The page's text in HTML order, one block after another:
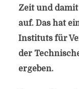
Zeit und
auf. Das hat
Instituts für
der
ergeben.